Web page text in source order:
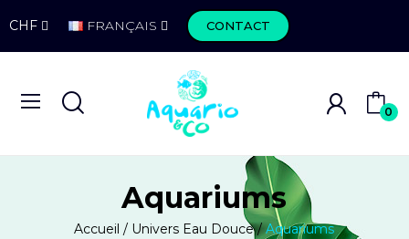
CHF FRANÇAIS CONTACT
0
Aquariums
Accueil Univers Eau Douce Aquariums